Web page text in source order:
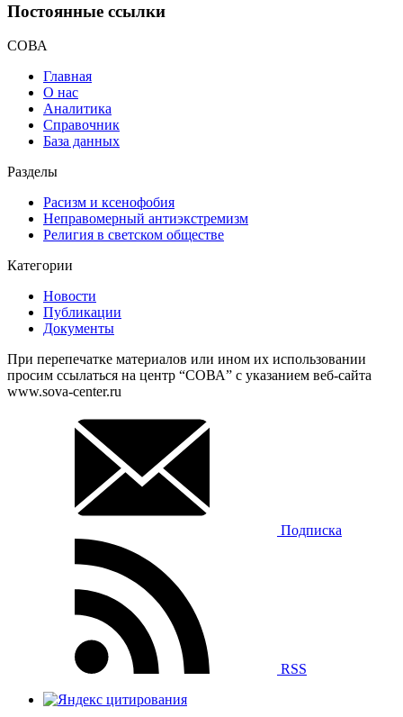
Постоянные ссылки
СОВА
Главная
О нас
Аналитика
Справочник
База данных
Разделы
Расизм и ксенофобия
Неправомерный антиэкстремизм
Религия в светском обществе
Категории
Новости
Публикации
Документы
При перепечатке материалов или ином их использовании
просим ссылаться на центр “СОВА” с указанием веб-сайта
www.sova-center.ru
Подписка
RSS